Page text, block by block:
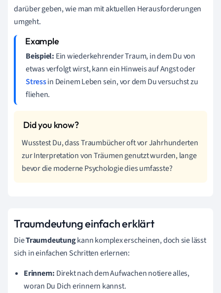
darüber geben, wie man mit aktuellen Herausforderungen
umgeht.
Beispiel: Ein wiederkehrender Traum, in dem Du von
etwas verfolgt wirst, kann ein Hinweis auf Angst oder
Stressin Deinem Leben sein, vor dem Du versuchst zu
fliehen.
Wusstest Du, dass Traumbücher oft vor Jahrhunderten
zur Interpretation von Träumen genutzt wurden, lange
bevor die moderne Psychologie dies umfasste?
Traumdeutung einfach erklärt
DieTraumdeutungkann komplex erscheinen, doch sie lässt
sich in einfachen Schritten erlernen:
Erinnern: Direkt nach dem Aufwachen notiere alles,
woran Du Dich erinnern kannst.